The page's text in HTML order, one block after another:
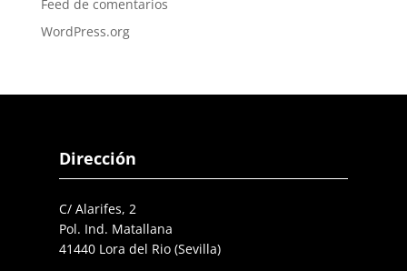
Feed de comentarios
WordPress.org
Dirección
C/ Alarifes, 2
Pol. Ind. Matallana
41440 Lora del Rio (Sevilla)